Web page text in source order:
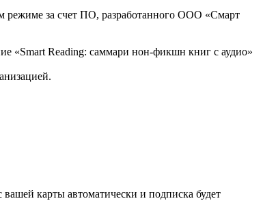
режиме за счет ПО, разработанного ООО «Смарт
«Smart Reading: саммари нон-фикшн книг с аудио»
карты автоматически и подписка будет